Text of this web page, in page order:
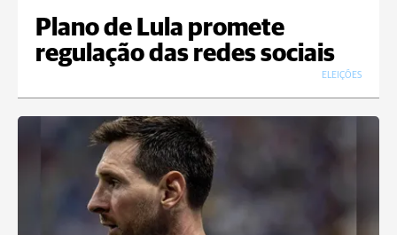
Plano de Lula promete
regulação das redes sociais
ELEIÇÕES